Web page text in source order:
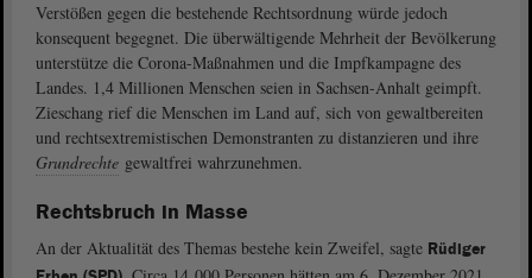
Verstößen gegen die bestehende Rechtsordnung würde jedoch
konsequent begegnet. Die überwältigende Mehrheit der Bevölkerung
unterstütze die Corona-Maßnahmen und die Impfkampagne des
Landes. 1,4 Millionen Menschen seien in Sachsen-Anhalt geimpft.
Zieschang rief die Menschen im Land auf, sich von gewaltbereiten
und rechtsextremistischen Demonstranten zu distanzieren und ihre
Grundrechte gewaltfrei wahrzunehmen.
Rechtsbruch in Masse
An der Aktualität des Themas bestehe kein Zweifel, sagte Rüdiger